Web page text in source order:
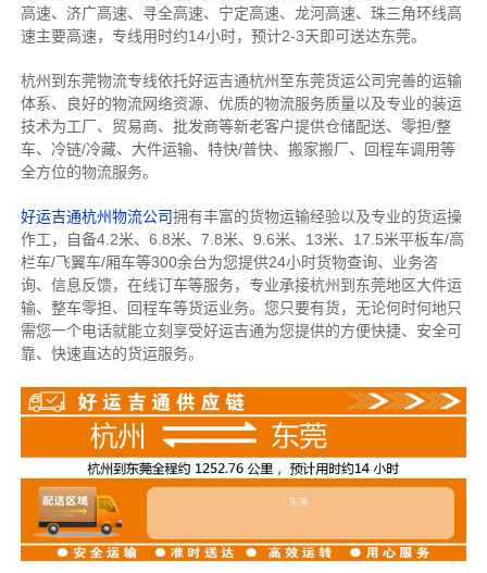
高速、济广高速、寻全高速、宁定高速、龙河高速、珠三角环线高
速主要高速，专线用时约14小时，预计2-3天即可送达东莞。
杭州到东莞物流专线依托好运吉通杭州至东莞货运公司完善的运输
体系、良好的物流网络资源、优质的物流服务质量以及专业的装运
技术为工厂、贸易商、批发商等新老客户提供仓储配送、零担/整
车、冷链/冷藏、大件运输、特快/普快、搬家搬厂、回程车调用等
全方位的物流服务。
好运吉通杭州物流公司拥有丰富的货物运输经验以及专业的货运操
作工，自备4.2米、6.8米、7.8米、9.6米、13米、17.5米平板车/高
栏车/飞翼车/厢车等300余台为您提供24小时货物查询、业务咨
询、信息反馈，在线订车等服务， 专业承接杭州到东莞地区大件运
输、整车零担、回程车等货运业务。 您只要有货，无论何时何地只
需您一个电话就能立刻享受好运吉通为您提供的方便快捷、安全可
靠、快速直达的货运服务。